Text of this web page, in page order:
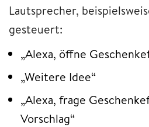
Lautsprecher,
gesteuert:
„Alexa, öffne
„Weitere Idee“
„Alexa, frage
Vorschlag“